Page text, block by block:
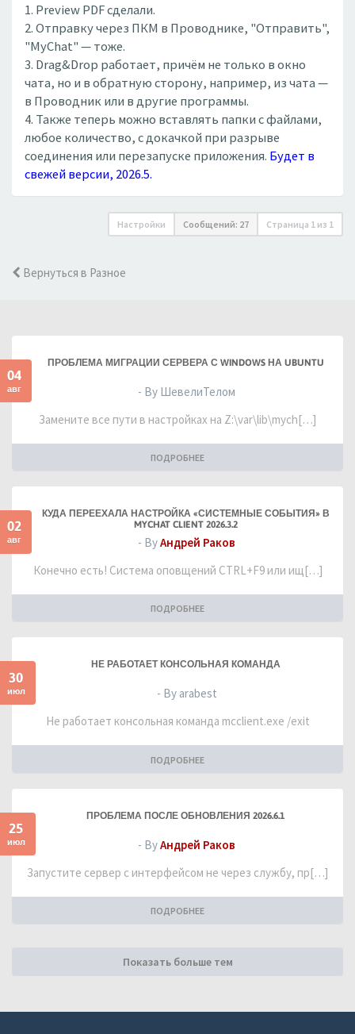
1. Preview PDF сделали.
2. Отправку через ПКМ в Проводнике, "Отправить",
"MyChat" — тоже.
3. Drag&Drop работает, причём не только в окно
чата, но и в обратную сторону, например, из чата —
в Проводник или в другие программы.
4. Также теперь можно вставлять папки с файлами,
любое количество, с докачкой при разрыве
соединения или перезапуске приложения. Будет в
свежей версии, 2026.5.
Настройки Сообщений: 27 Страница 1 из 1
Вернуться в Разное
04
авг
ПРОБЛЕМА МИГРАЦИИ СЕРВЕРА С WINDOWS НА UBUNTU
- By ШевелиТелом
Замените все пути в настройках на Z:\var\lib\mych[…]
ПОДРОБНЕЕ
02
авг
КУДА ПЕРЕЕХАЛА НАСТРОЙКА «СИСТЕМНЫЕ СОБЫТИЯ» В
MYCHAT CLIENT 2026.3.2
- ByАндрей Раков
Конечно есть! Система оповщений CTRL+F9 или ищ[…]
ПОДРОБНЕЕ
30
июл
НЕ РАБОТАЕТ КОНСОЛЬНАЯ КОМАНДА
- By arabest
Не работает консольная команда mcclient.exe /exit
ПОДРОБНЕЕ
25
июл
ПРОБЛЕМА ПОСЛЕ ОБНОВЛЕНИЯ 2026.6.1
- ByАндрей Раков
Запустите сервер с интерфейсом не через службу, пр[…]
ПОДРОБНЕЕ
Показать больше тем